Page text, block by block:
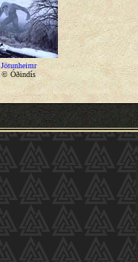
Jötunheimr
© Óðindís